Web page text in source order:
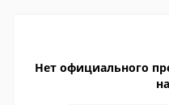
Нет официального